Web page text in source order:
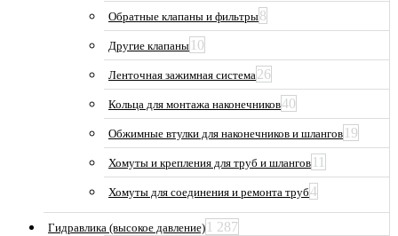
Обратные клапаны и фильтры8
Другие клапаны 10
Ленточная зажимная система26
Кольца для монтажа наконечников40
Обжимные втулки для наконечников и шлангов 19
Хомуты и крепления для труб и шлангов 11
Хомуты для соединения и ремонта труб4
Гидравлика (высокое давление) 1 287